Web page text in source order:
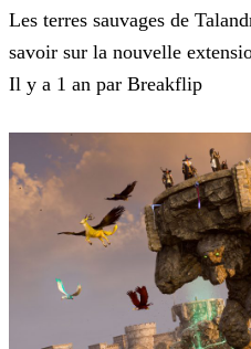
Les terres sauvages de
savoir sur la nouvelle
Il y a 1 an par Breakflip